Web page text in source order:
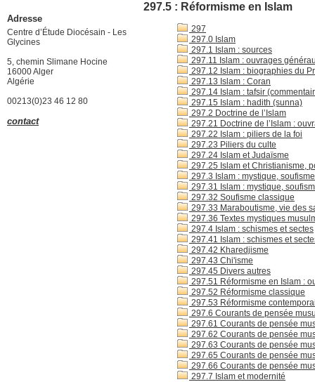
297.5 : Réformisme en Islam
297
297.0 Islam
297.1 Islam : sources
297.11 Islam : ouvrages
297.12 Islam : biographies du
297.13 Islam : Coran
297.14 Islam : tafsir
297.15 Islam : hadith (sunna)
297.2 Doctrine de l’Islam
297.21 Doctrine de l’Islam :
297.22 Islam : piliers de la foi
297.23 Piliers du culte
297.24 Islam et Judaïsme
297.25 Islam et Christianisme,
297.3 Islam : mystique,
297.31 Islam : mystique,
297.32 Soufisme classique
297.33 Maraboutisme, vie des
297.36 Textes mystiques
297.4 Islam : schismes et sectes
297.41 Islam : schismes et
297.42 Kharedjisme
297.43 Chi'isme
297.45 Divers autres
297.51 Réformisme en Islam :
297.52 Réformisme classique
297.53 Réformisme
297.6 Courants de pensée
297.61 Courants de pensée
297.62 Courants de pensée
297.63 Courants de pensée
297.65 Courants de pensée
297.66 Courants de pensée
297.7 Islam et modernité
Adresse
Centre d’Étude Diocésain - Les
Glycines
5, chemin Slimane Hocine
16000 Alger
Algérie
00213(0)23 46 12 80
contact